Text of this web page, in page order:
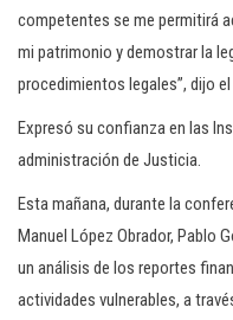
competentes se me permitirá
mi patrimonio y demostrar la
procedimientos legales”, dijo
Expresó su confianza en las
administración de Justicia.
Esta mañana, durante la
Manuel López Obrador, Pablo
un análisis de los reportes
actividades vulnerables, a